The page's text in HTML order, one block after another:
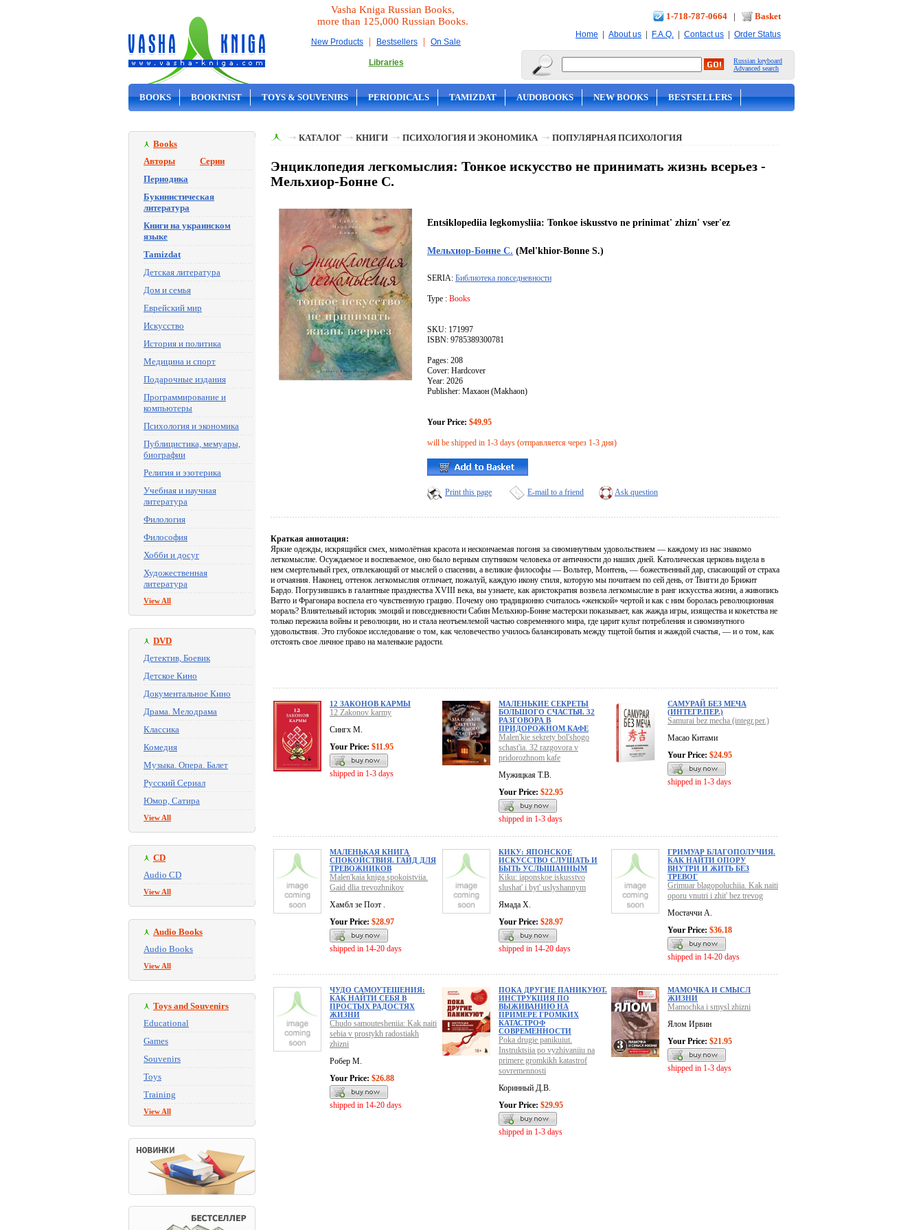
Vasha Kniga Russian Books,
more than 125,000 Russian Books.
New Products | Bestsellers | On Sale
Libraries
1-718-787-0664 | Basket
Home | About us | F.A.Q. | Contact us | Order Status
Russian keyboard
Advanced search
BOOKS BOOKINIST TOYS & SOUVENIRS PERIODICALS TAMIZDAT AUDOBOOKS NEW BOOKS BESTSELLERS
Books
Авторы
Серии
Периодика
Букинистическая
литература
Книги на украинском
языке
Tamizdat
Детская литература
Дом и семья
Еврейский мир
Искусство
История и политика
Медицина и спорт
Подарочные издания
Программирование и
компьютеры
Психология и экономика
Публицистика, мемуары,
биографии
Религия и эзотерика
Учебная и научная
литература
Филология
Философия
Хобби и досуг
Художественная
литература
View All
DVD
Детектив, Боевик
Детское Кино
Документальное Кино
Драма. Мелодрама
Классика
Комедия
Музыка. Опера. Балет
Русский Сериал
Юмор, Сатира
View All
CD
Audio CD
View All
Audio Books
Audio Books
View All
Toys and Souvenirs
Educational
Games
Souvenirs
Toys
Training
View All
КАТАЛОГ КНИГИ ПСИХОЛОГИЯ И ЭКОНОМИКА ПОПУЛЯРНАЯ ПСИХОЛОГИЯ
Энциклопедия легкомыслия: Тонкое искусство не принимать жизнь всерьез -
Мельхиор-Бонне С.
Entsiklopediia legkomysliia: Tonkoe iskusstvo ne prinimat' zhizn' vser'ez
Мельхиор-Бонне С. (Mel'khior-Bonne S.)
SERIA: Библиотека повседневности
Type : Books
SKU: 171997
ISBN: 9785389300781
Pages: 208
Cover: Hardcover
Year: 2026
Publisher: Махаон (Makhaon)
Your Price: $49.95
will be shipped in 1-3 days (отправляется через 1-3 дня)
Print this page E-mail to a friend Ask question
Краткая аннотация:
Яркие одежды, искрящийся смех, мимолётная красота и нескончаемая погоня за сиюминутным удовольствием — каждому из нас знакомо
легкомыслие. Осуждаемое и воспеваемое, оно было верным спутником человека от античности до наших дней. Католическая церковь видела в
нем смертельный грех, отвлекающий от мыслей о спасении, а великие философы — Вольтер, Монтень, — божественный дар, спасающий от страха
и отчаяния. Наконец, оттенок легкомыслия отличает, пожалуй, каждую икону стиля, которую мы почитаем по сей день, от Твигги до Брижит
Бардо. Погрузившись в галантные празднества XVIII века, вы узнаете, как аристократия возвела легкомыслие в ранг искусства жизни, а живопись
Ватто и Фрагонара воспела его чувственную грацию. Почему оно традиционно считалось «женской» чертой и как с ним боролась революционная
мораль? Влиятельный историк эмоций и повседневности Сабин Мельхиор-Бонне мастерски показывает, как жажда игры, изящества и кокетства не
только пережила войны и революции, но и стала неотъемлемой частью современного мира, где царит культ потребления и сиюминутного
удовольствия. Это глубокое исследование о том, как человечество училось балансировать между тщетой бытия и жаждой счастья, — и о том, как
отстоять свое личное право на маленькие радости.
12 ЗАКОНОВ КАРМЫ
12 Zakonov karmy
Сингх М.
Your Price: $11.95
shipped in 1-3 days
МАЛЕНЬКИЕ СЕКРЕТЫ
БОЛЬШОГО СЧАСТЬЯ. 32
РАЗГОВОРА В
ПРИДОРОЖНОМ КАФЕ
Malen'kie sekrety bol'shogo
schast'ia. 32 razgovora v
pridorozhnom kafe
Мужицкая Т.В.
Your Price: $22.95
shipped in 1-3 days
САМУРАЙ БЕЗ МЕЧА
(ИНТЕГР.ПЕР.)
Samurai bez mecha (integr.per.)
Масао Китами
Your Price: $24.95
shipped in 1-3 days
МАЛЕНЬКАЯ КНИГА
СПОКОЙСТВИЯ. ГАЙД ДЛЯ
ТРЕВОЖНИКОВ
Malen'kaia kniga spokoistviia.
Gaid dlia trevozhnikov
Хамбл зе Поэт .
Your Price: $28.97
shipped in 14-20 days
КИКУ: ЯПОНСКОЕ
ИСКУССТВО СЛУШАТЬ И
БЫТЬ УСЛЫШАННЫМ
Kiku: iaponskoe iskusstvo
slushat' i byt' uslyshannym
Ямада Х.
Your Price: $28.97
shipped in 14-20 days
ГРИМУАР БЛАГОПОЛУЧИЯ.
КАК НАЙТИ ОПОРУ
ВНУТРИ И ЖИТЬ БЕЗ
ТРЕВОГ
Grimuar blagopoluchiia. Kak naiti
oporu vnutri i zhit' bez trevog
Мостаччи А.
Your Price: $36.18
shipped in 14-20 days
ЧУДО САМОУТЕШЕНИЯ:
КАК НАЙТИ СЕБЯ В
ПРОСТЫХ РАДОСТЯХ
ЖИЗНИ
Chudo samoutesheniia: Kak naiti
sebia v prostykh radostiakh
zhizni
Робер М.
Your Price: $26.88
shipped in 14-20 days
ПОКА ДРУГИЕ ПАНИКУЮТ.
ИНСТРУКЦИЯ ПО
ВЫЖИВАНИЮ НА
ПРИМЕРЕ ГРОМКИХ
КАТАСТРОФ
СОВРЕМЕННОСТИ
Poka drugie panikuiut.
Instruktsiia po vyzhivaniiu na
primere gromkikh katastrof
sovremennosti
Коринный Д.В.
Your Price: $29.95
shipped in 1-3 days
МАМОЧКА И СМЫСЛ
ЖИЗНИ
Mamochka i smysl zhizni
Ялом Ирвин
Your Price: $21.95
shipped in 1-3 days